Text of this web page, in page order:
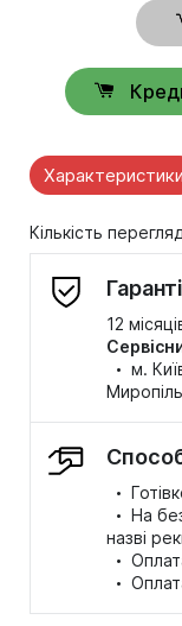
Характеристики
Кількість
12
· м.
·
· На
назві
·
·